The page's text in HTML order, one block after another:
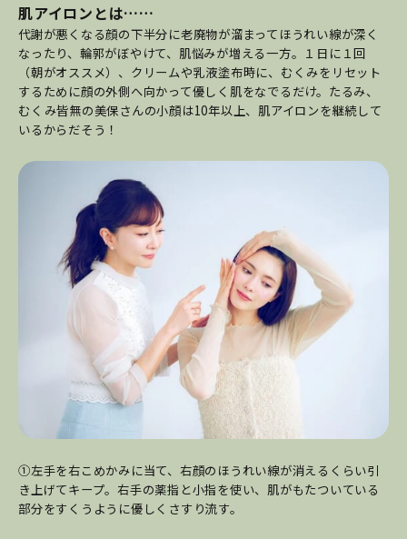
肌アイロンとは……
代謝が悪くなる顔の下半分に老廃物が溜まってほうれい線が深く
なったり、輪郭がぼやけて、肌悩みが増える一方。１日に１回
（朝がオススメ）、クリームや乳液塗布時に、むくみをリセット
するために顔の外側へ向かって優しく肌をなでるだけ。たるみ、
むくみ皆無の美保さんの小顔は10年以上、肌アイロンを継続して
いるからだそう！
①左手を右こめかみに当て、右顔のほうれい線が消えるくらい引
き上げてキープ。右手の薬指と小指を使い、肌がもたついている
部分をすくうように優しくさすり流す。